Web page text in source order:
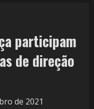
participam
de direção
de 2021